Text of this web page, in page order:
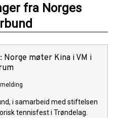
fra Norges
Norge møter Kina i VM i
i samarbeid med stiftelsen
tennisfest i Trøndelag.